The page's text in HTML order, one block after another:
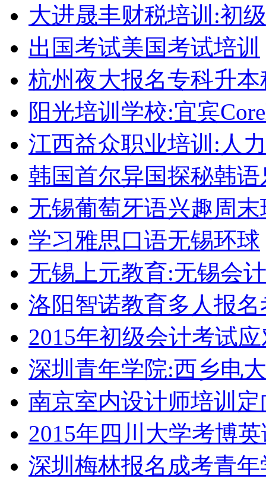
大进晟丰财税培训:初
出国考试美国考试培训
杭州夜大报名专科升
阳光培训学校:宜宾
江西益众职业培训:人
韩国首尔异国探秘韩
无锡葡萄牙语兴趣周末
学习雅思口语无锡环球
无锡上元教育:无锡会
洛阳智诺教育多人报
2015年初级会计考试
深圳青年学院:西乡电
南京室内设计师培训定
2015年四川大学考博
深圳梅林报名成考青年